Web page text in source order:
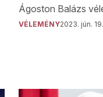
Ágoston Balázs
VÉLEMÉNY2023. jún.